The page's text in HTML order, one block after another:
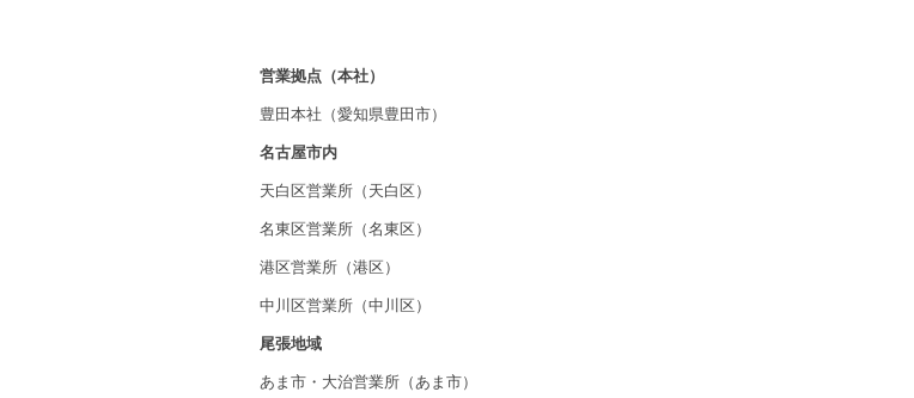
営業拠点（本社）
豊田本社（愛知県豊田市）
名古屋市内
天白区営業所（天白区）
名東区営業所（名東区）
港区営業所（港区）
中川区営業所（中川区）
尾張地域
あま市・大治営業所（あま市）